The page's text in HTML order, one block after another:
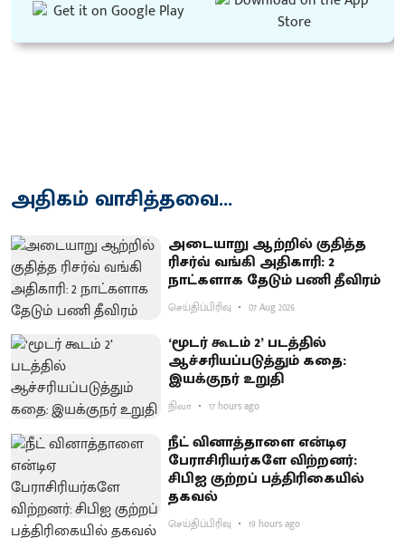
அதிகம் வாசித்தவை...
அடையாறு ஆற்றில் குதித்த
ரிசர்வ் வங்கி அதிகாரி: 2
நாட்களாக தேடும் பணி தீவிரம்
செய்திப்பிரிவு 07 Aug 2026
‘மூடர் கூடம் 2’ படத்தில்
ஆச்சரியப்படுத்​தும் கதை:
இயக்குநர் உறுதி
நிலா 17 hours ago
நீட் வினாத்தாளை என்டிஏ
பேராசிரியர்களே விற்றனர்:
சிபிஐ குற்றப் பத்திரிகையில்
தகவல்
செய்திப்பிரிவு 19 hours ago